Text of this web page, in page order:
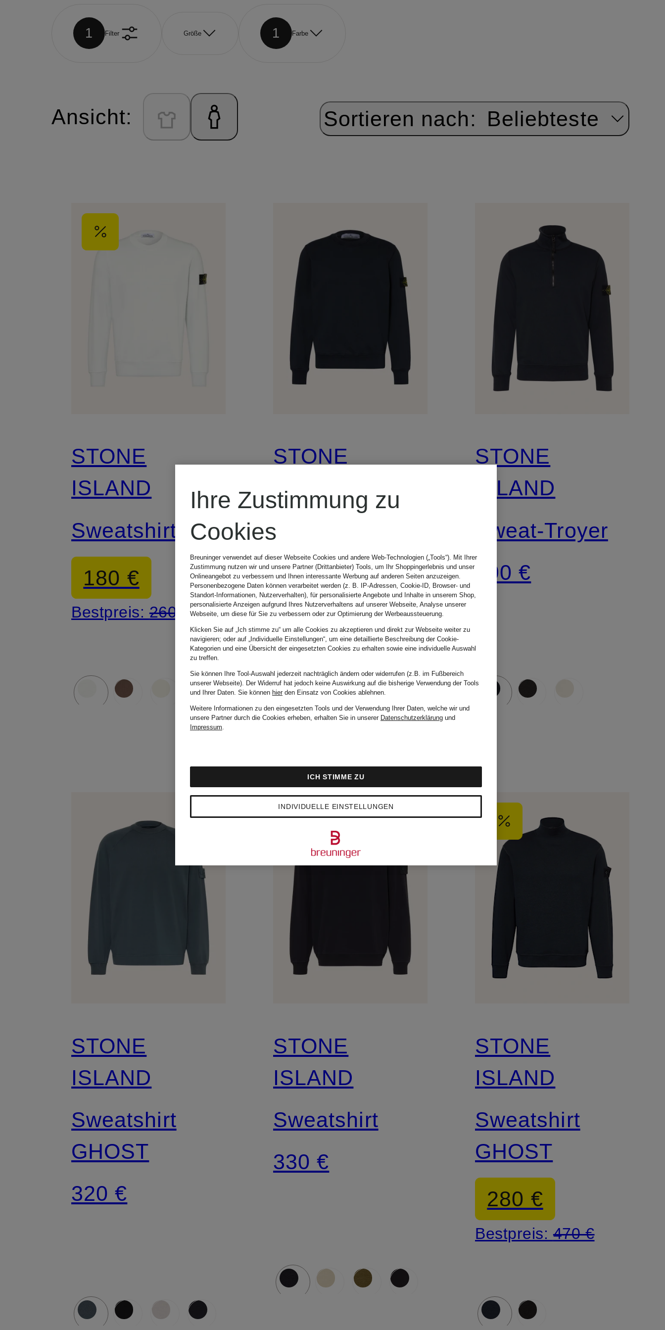
1 Filter Größe 1 Farbe
Ansicht: Sortieren nach: Beliebteste
STONE
ISLAND
Sweatshirt
180 €
Bestpreis: 260 €
STONE
ISLAND
Sweatshirt
260 €
STONE
ISLAND
Sweat-Troyer
290 €
STONE
ISLAND
Sweatshirt
GHOST
320 €
STONE
ISLAND
Sweatshirt
330 €
STONE
ISLAND
Sweatshirt
GHOST
280 €
Bestpreis: 470 €
Ihre Zustimmung zu
Cookies
Breuninger verwendet auf dieser Webseite Cookies und andere Web-Technologien („Tools“). Mit Ihrer
Zustimmung nutzen wir und unsere Partner (Drittanbieter) Tools, um Ihr Shoppingerlebnis und unser
Onlineangebot zu verbessern und Ihnen interessante Werbung auf anderen Seiten anzuzeigen.
Personenbezogene Daten können verarbeitet werden (z. B. IP-Adressen, Cookie-ID, Browser- und
Standort-Informationen, Nutzerverhalten), für personalisierte Angebote und Inhalte in unserem Shop,
personalisierte Anzeigen aufgrund Ihres Nutzerverhaltens auf unserer Webseite, Analyse unserer
Webseite, um diese für Sie zu verbessern oder zur Optimierung der Werbeaussteuerung.
Klicken Sie auf „Ich stimme zu“ um alle Cookies zu akzeptieren und direkt zur Webseite weiter zu
navigieren; oder auf „Individuelle Einstellungen“, um eine detaillierte Beschreibung der Cookie-
Kategorien und eine Übersicht der eingesetzten Cookies zu erhalten sowie eine individuelle Auswahl
zu treffen.
Sie können Ihre Tool-Auswahl jederzeit nachträglich ändern oder widerrufen (z.B. im Fußbereich
unserer Webseite). Der Widerruf hat jedoch keine Auswirkung auf die bisherige Verwendung der Tools
und Ihrer Daten. Sie können hierden Einsatz von Cookies ablehnen.
Weitere Informationen zu den eingesetzten Tools und der Verwendung Ihrer Daten, welche wir und
unsere Partner durch die Cookies erheben, erhalten Sie in unserer Datenschutzerklärung und
Impressum.
INDIVIDUELLE EINSTELLUNGEN
ICH STIMME ZU